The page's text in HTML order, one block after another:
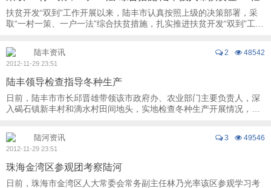
扶贫开发“双到”工作开展以来，陆丰市认真按照上级的决策部署，采
取“一村一策、一户一法”综合扶贫措施，扎实推进扶贫开发“双到”工
2 48542
陆丰资讯
2012-11-29 23:51
陆丰领导检查指导冬种生产
日前，陆丰市市长邱晋雄带领该市政府办、农业部门主要负责人，深
入碣石镇新丰村和滴水村田间地头，实地检查冬种生产开展情况，详
3 49546
陆河资讯
2012-11-29 23:51
珠海金湾区参观团考察陆河
日前，珠海市金湾区人大常委会常务副主任林乃光率该区参观学习考